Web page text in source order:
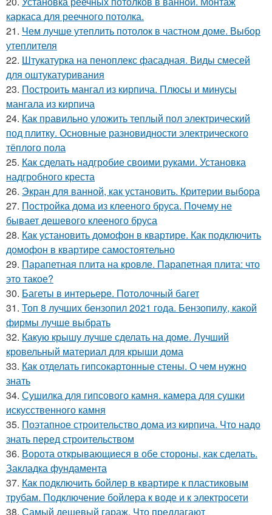
каркаса для реечного потолка.
21. Чем лучше утеплить потолок в частном доме. Выбор
утеплителя
22. Штукатурка на пеноплекс фасадная. Виды смесей
для оштукатуривания
23. Построить мангал из кирпича. Плюсы и минусы
мангала из кирпича
24. Как правильно уложить теплый пол электрический
под плитку. Основные разновидности электрического
тёплого пола
25. Как сделать надгробие своими руками. Установка
надгробного креста
26. Экран для ванной, как установить. Критерии выбора
27. Постройка дома из клееного бруса. Почему не
бывает дешевого клееного бруса
28. Как установить домофон в квартире. Как подключить
домофон в квартире самостоятельно
29. Парапетная плита на кровле. Парапетная плита: что
это такое?
30. Багеты в интерьере. Потолочный багет
31. Топ 8 лучших бензопил 2021 года. Бензопилу, какой
фирмы лучше выбрать
32. Какую крышу лучше сделать на доме. Лучший
кровельный материал для крыши дома
33. Как отделать гипсокартонные стены. О чем нужно
знать
34. Сушилка для гипсового камня. камера для сушки
искусственного камня
35. Поэтапное строительство дома из кирпича. Что надо
знать перед строительством
36. Ворота открывающиеся в обе стороны, как сделать.
Закладка фундамента
37. Как подключить бойлер в квартире к пластиковым
трубам. Подключение бойлера к воде и к электросети
38. Самый дешевый гараж. Что предлагают